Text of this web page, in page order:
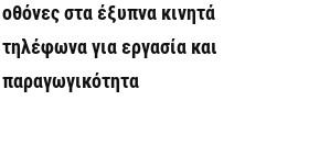
οθόνες στα έξυπνα κινητά
τηλέφωνα για εργασία και
παραγωγικότητα